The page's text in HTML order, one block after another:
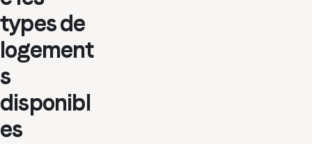
types de
logement
s
disponibl
es